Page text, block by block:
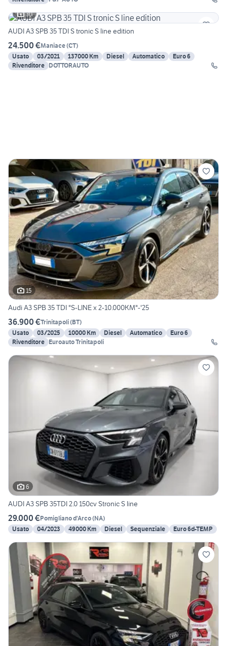
30
AUDI A3 SPB 35 TDI S tronic S line edition
24.500 €Maniace(CT)
Usato
03/2021 137000 Km Diesel Automatico
Euro 6
Rivenditore DOTTORAUTO
15
Audi A3 SPB 35 TDI "S-LINE x 2-10.000KM"-'25
36.900 €Trinitapoli(BT)
Usato
03/2025 10000 Km Diesel Automatico
Euro 6
Rivenditore Euroauto Trinitapoli
6
AUDI A3 SPB 35TDI 2.0 150cv Stronic S line
29.000 €Pomigliano d'Arco(NA)
Usato
04/2023 49000 Km Diesel Sequenziale Euro 6d-TEMP